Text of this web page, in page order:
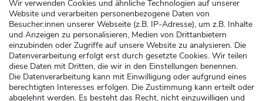
Wir verwenden Cookies und ähnliche Technologien auf unserer
Website und verarbeiten personenbezogene Daten von
Besucher:innen unserer Webseite (z.B. IP-Adresse), um z.B. Inhalte
und Anzeigen zu personalisieren, Medien von Drittanbietern
einzubinden oder Zugriffe auf unsere Website zu analysieren. Die
Datenverarbeitung erfolgt erst durch gesetzte Cookies. Wir teilen
diese Daten mit Dritten, die wir in den Einstellungen benennen.
Die Datenverarbeitung kann mit Einwilligung oder aufgrund eines
berechtigten Interesses erfolgen. Die Zustimmung kann erteilt oder
abgelehnt werden. Es besteht das Recht, nicht einzuwilligen und
Kundenservice
Versand
Zahlung
Widerrufsrecht
Widerrufsformular